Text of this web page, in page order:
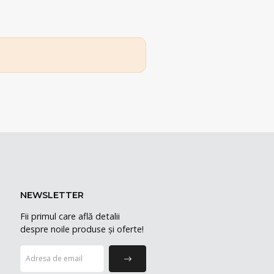
NEWSLETTER
Fii primul care află detalii
despre noile produse și oferte!